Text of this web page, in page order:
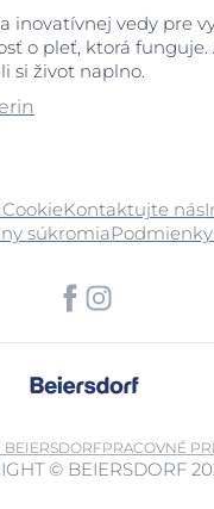
inovatívnej vedy pre
o pleť, ktorá funguje.
si život naplno.
Kontaktujte nás
súkromia
BEIERSDORFPRACOVNÉ
© BEIERSDORF